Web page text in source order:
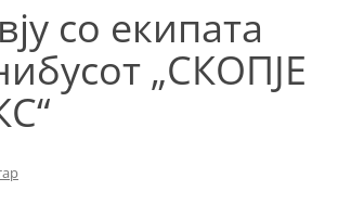
со екипата
„СКОПЈЕ